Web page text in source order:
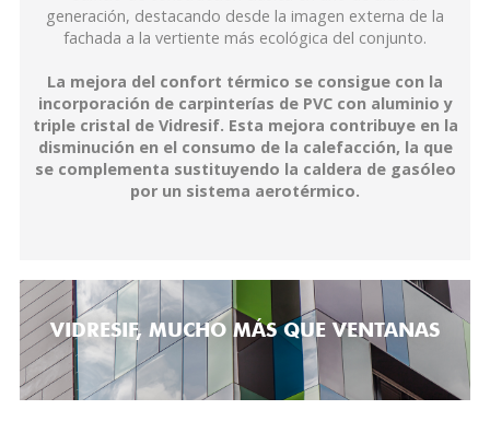
generación, destacando desde la imagen externa de la
fachada a la vertiente más ecológica del conjunto.
La mejora del confort térmico se consigue con la
incorporación de carpinterías de PVC con aluminio y
triple cristal de Vidresif. Esta mejora contribuye en la
disminución en el consumo de la calefacción, la que
se complementa sustituyendo la caldera de gasóleo
por un sistema aerotérmico.
VIDRESIF, MUCHO MÁS QUE VENTANAS